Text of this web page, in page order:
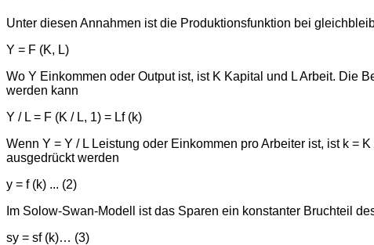
Unter diesen Annahmen ist die Produktionsfunktion bei
Y = F (K, L)
Wo Y Einkommen oder Output ist, ist K Kapital und L Arbeit. Die
werden kann
Y / L = F (K / L, 1) = Lf (k)
Wenn Y = Y / L Leistung oder Einkommen pro Arbeiter ist, ist k =
ausgedrückt werden
y = f (k) ... (2)
Im Solow-Swan-Modell ist das Sparen ein konstanter Bruchteil
sy = sf (k)… (3)